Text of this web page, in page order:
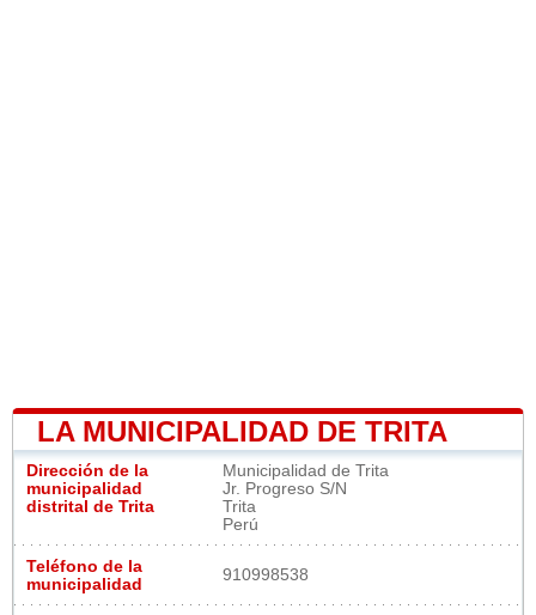
LA MUNICIPALIDAD DE TRITA
Dirección de la
municipalidad
distrital de Trita
Municipalidad de Trita
Jr. Progreso S/N
Trita
Perú
Teléfono de la
municipalidad
910998538